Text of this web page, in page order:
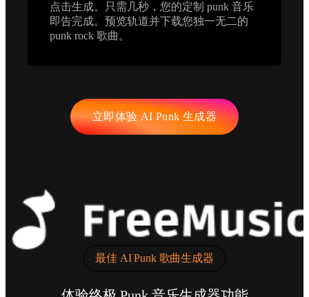
点击生成。只需几秒，您的定制 punk 音乐
即告完成。预览轨道并下载您独一无二的
punk rock 歌曲。
立即体验 AI Punk 生成器
最佳 AI Punk 歌曲生成器